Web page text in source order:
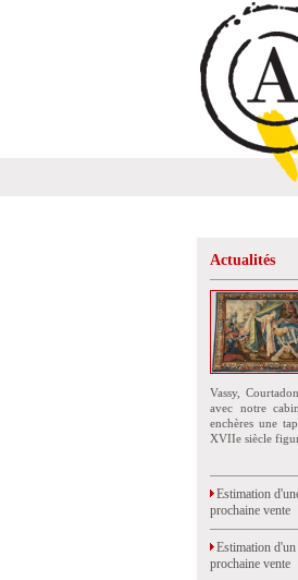
Actualités
Vassy,
avec notre
enchères une
XVIIe siècle
Estimation
prochaine vente
Estimation d'un
prochaine vente